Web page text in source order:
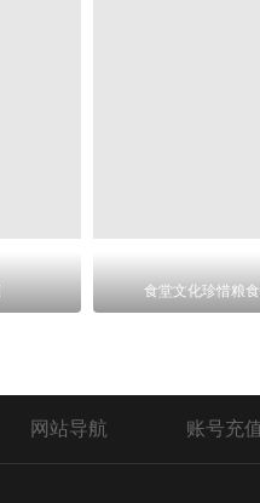
食堂文化珍惜粮
网站导航 账号充